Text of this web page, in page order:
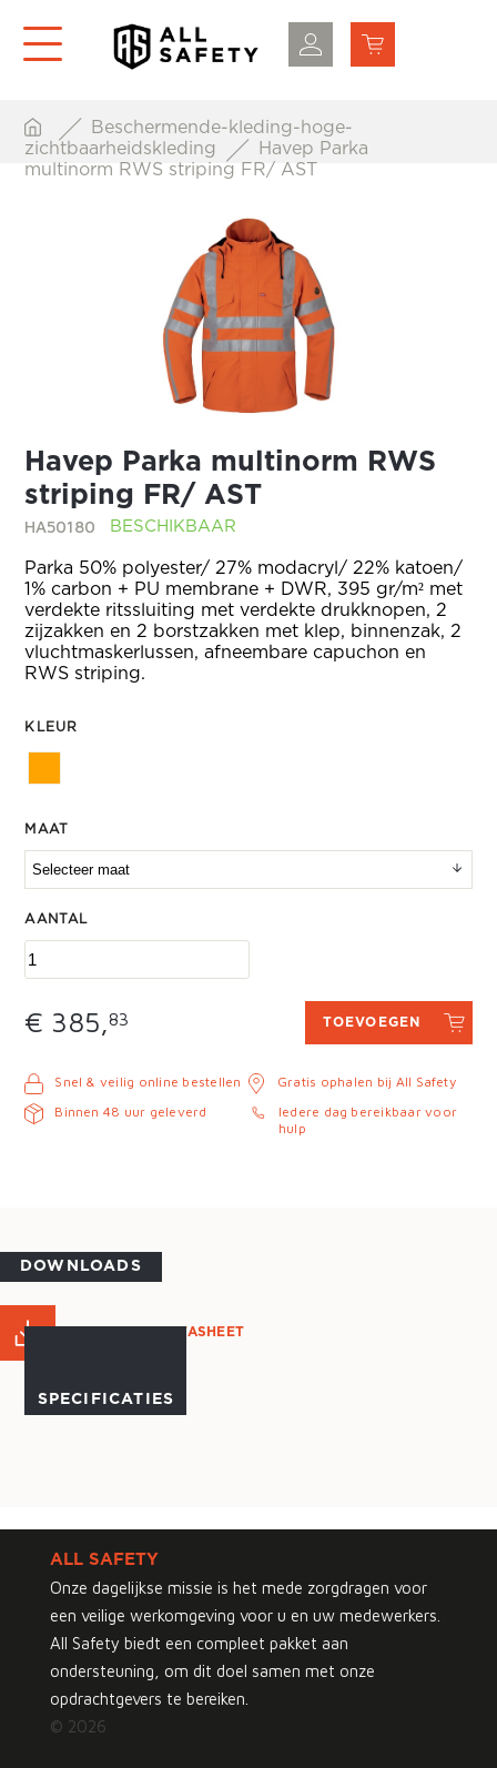
Beschermende-kleding-hoge-
zichtbaarheidskleding
Havep Parka
multinorm RWS striping FR/ AST
Havep Parka multinorm RWS
striping FR/ AST
HA50180 BESCHIKBAAR
Parka 50% polyester/ 27% modacryl/ 22% katoen/
1% carbon + PU membrane + DWR, 395 gr/m² met
verdekte ritssluiting met verdekte drukknopen, 2
zijzakken en 2 borstzakken met klep, binnenzak, 2
vluchtmaskerlussen, afneembare capuchon en
RWS striping.
KLEUR
MAAT
AANTAL
€ 385,83 TOEVOEGEN
Snel & veilig online bestellen
Binnen 48 uur geleverd
Gratis ophalen bij All Safety
Iedere dag bereikbaar voor
hulp
DOWNLOADS
PRODUCT DATASHEET
SPECIFICATIES
ALL SAFETY
Onze dagelijkse missie is het mede zorgdragen voor
een veilige werkomgeving voor u en uw medewerkers.
All Safety biedt een compleet pakket aan
ondersteuning, om dit doel samen met onze
opdrachtgevers te bereiken.
© 2026